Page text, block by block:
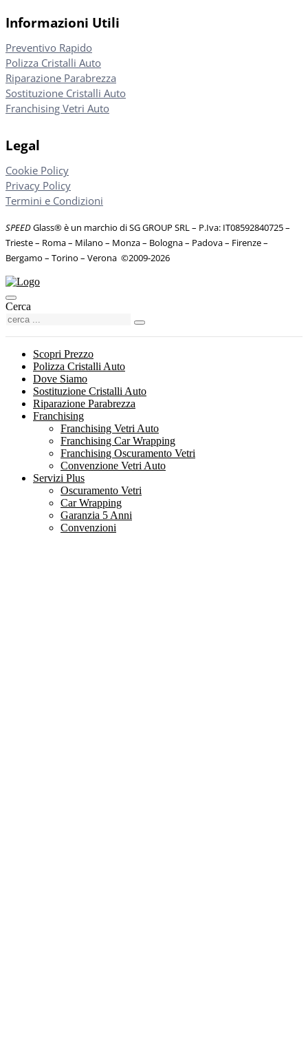
Informazioni Utili
Preventivo Rapido
Polizza Cristalli Auto
Riparazione Parabrezza
Sostituzione Cristalli Auto
Franchising Vetri Auto
Legal
Cookie Policy
Privacy Policy
Termini e Condizioni
SPEEDGlass® è un marchio di SG GROUP SRL – P.Iva: IT08592840725–
Trieste – Roma – Milano – Monza – Bologna – Padova – Firenze –
Bergamo – Torino – Verona ©2009-2026
Cerca
Scopri Prezzo
Polizza Cristalli Auto
Dove Siamo
Sostituzione Cristalli Auto
Riparazione Parabrezza
Franchising
Franchising Vetri Auto
Franchising Car Wrapping
Franchising Oscuramento Vetri
Convenzione Vetri Auto
Servizi Plus
Oscuramento Vetri
Car Wrapping
Garanzia 5 Anni
Convenzioni